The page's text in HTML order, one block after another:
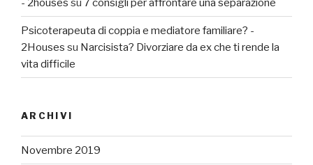
- 2houses su 7 consigli per affrontare una separazione
Psicoterapeuta di coppia e mediatore familiare? -
2Houses su Narcisista? Divorziare da ex che ti rende la
vita difficile
ARCHIVI
Novembre 2019